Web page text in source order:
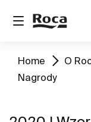
Home
O
Nagrody